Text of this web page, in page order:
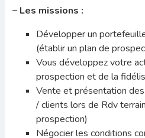
– Les missions :
Développer un
(établir un plan de
Vous développez votre
prospection et de la
Vente et présentation
/ clients lors de Rdv
prospection)
Négocier les conditions